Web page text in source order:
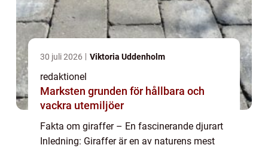
30 juli 2026 Viktoria Uddenholm
redaktionel
Marksten grunden för hållbara och
vackra utemiljöer
Fakta om giraffer – En fascinerande djurart
Inledning: Giraffer är en av naturens mest